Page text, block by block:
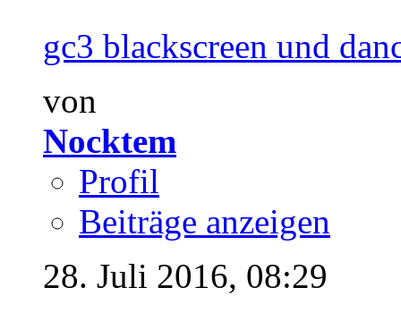
gc3 blackscreen und
von
Nocktem
Profil
Beiträge anzeigen
28. Juli 2016, 08:29